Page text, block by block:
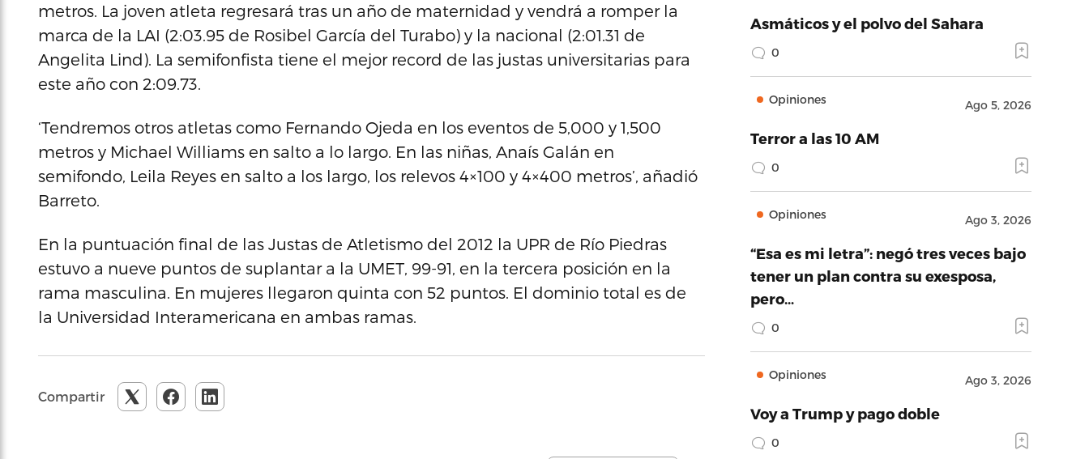
metros. La joven atleta regresará tras un año de maternidad y vendrá a romper la
marca de la LAI (2:03.95 de Rosibel García del Turabo) y la nacional (2:01.31 de
Angelita Lind). La semifonfista tiene el mejor record de las justas universitarias para
este año con 2:09.73.
‘Tendremos otros atletas como Fernando Ojeda en los eventos de 5,000 y 1,500
metros y Michael Williams en salto a lo largo. En las niñas, Anaís Galán en
semifondo, Leila Reyes en salto a los largo, los relevos 4×100 y 4×400 metros’, añadió
Barreto.
En la puntuación final de las Justas de Atletismo del 2012 la UPR de Río Piedras
estuvo a nueve puntos de suplantar a la UMET, 99-91, en la tercera posición en la
rama masculina. En mujeres llegaron quinta con 52 puntos. El dominio total es de
la Universidad Interamericana en ambas ramas.
Compartir
Asmáticos y el polvo del Sahara
0
Opiniones Ago 5, 2026
Terror a las 10 AM
0
Opiniones Ago 3, 2026
“Esa es mi letra”: negó tres veces bajo
tener un plan contra su exesposa,
pero…
0
Opiniones Ago 3, 2026
Voy a Trump y pago doble
0